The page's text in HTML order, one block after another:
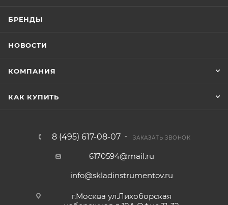
БРЕНДЫ
НОВОСТИ
КОМПАНИЯ
КАК КУПИТЬ
8 (495) 617-08-07 ЗАКАЗАТЬ ЗВОНОК
6170594@mail.ru
info@skladinstrumentov.ru
г.Москва ул.Лихоборская